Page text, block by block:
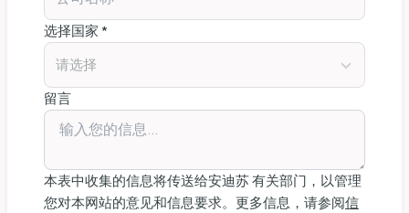
选择国家 *
请选择
留言
本表中收集的信息将传送给安迪苏 有关部门，以管理
您对本网站的意见和信息要求。更多信息，请参阅信